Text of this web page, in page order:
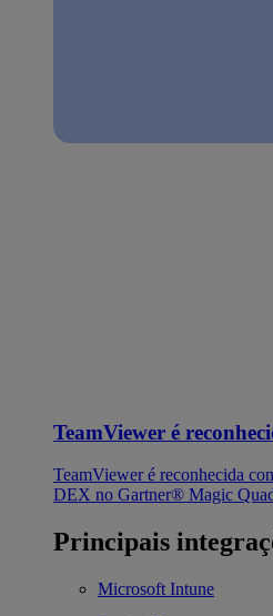
TeamViewer é
TeamViewer é reconhecida
DEX no Gartner® Magic
Principais
Microsoft Intune